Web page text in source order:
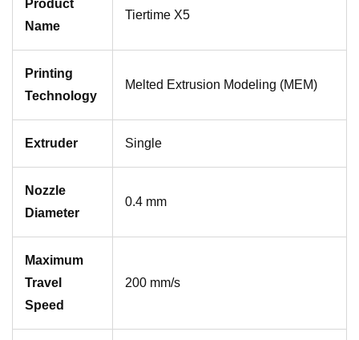
Product
Name
Tiertime X5
Printing
Technology
Melted Extrusion Modeling (MEM)
Extruder Single
Nozzle
Diameter
0.4 mm
Maximum
Travel
Speed
200 mm/s